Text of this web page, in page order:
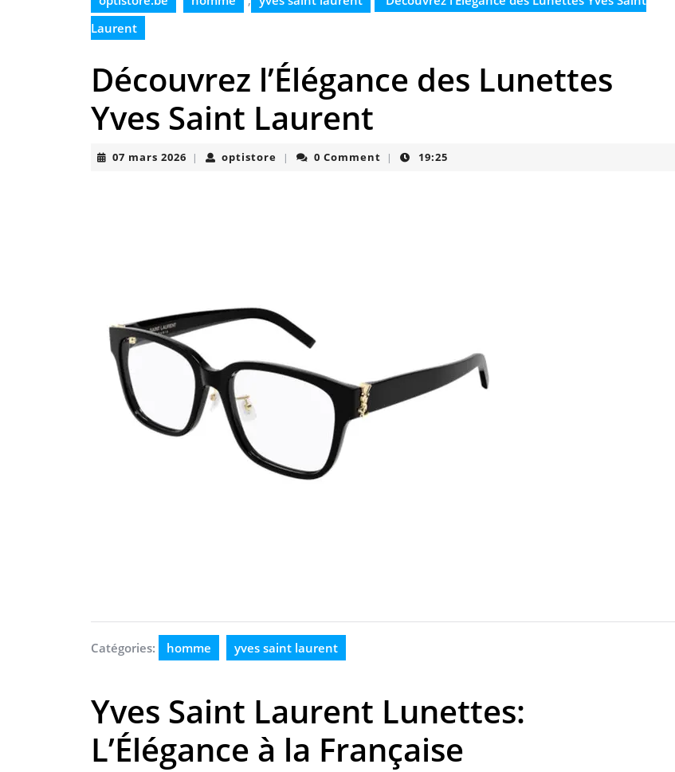
Laurent
Découvrez l’Élégance des Lunettes
Yves Saint Laurent
07 mars 2026 07| optistore optistore
| 0 Comment | 19:25
Catégories: homme yves saint laurent
Yves Saint Laurent Lunettes:
L’Élégance à la Française